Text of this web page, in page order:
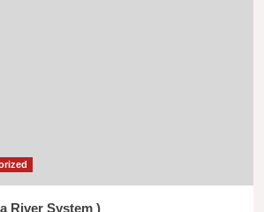
River System )